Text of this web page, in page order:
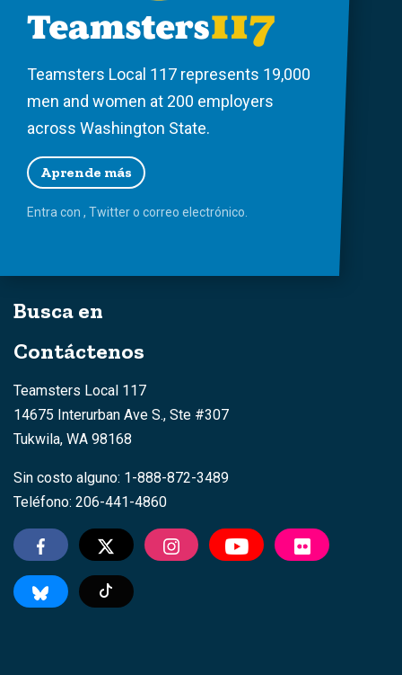
Teamsters Local 117 represents 19,000
men and women at 200 employers
across Washington State.
Aprende más
Entra con , Twittero correo electrónico.
Busca en
Contáctenos
Teamsters Local 117
14675 Interurban Ave S., Ste #307
Tukwila, WA 98168
Sin costo alguno: 1-888-872-3489
Teléfono: 206-441-4860
TikTok